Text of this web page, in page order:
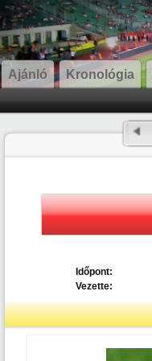
Ajánló Kronológia
Időpont:
Vezette: